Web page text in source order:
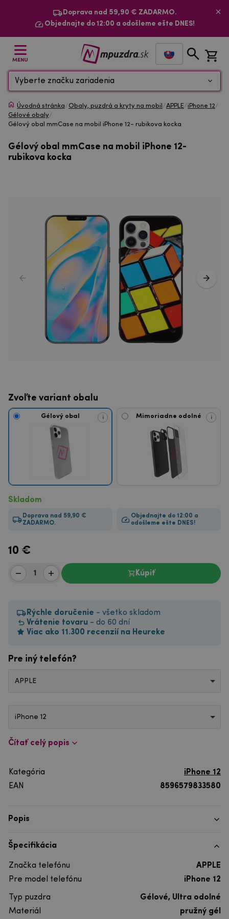
Doprava nad 59,90 € ZADARMO.
Objednajte do 12:00 a odošleme ešte DNES!
MENU
Vyberte značku zariadenia
Úvodná stránka/Obaly, puzdrá a kryty na mobil /APPLE/iPhone 12/
Gélové obaly/
Gélový obal mmCase na mobil iPhone 12- rubikova kocka
Gélový obal mmCase na mobil iPhone 12-
rubikova kocka
Zvoľte variant obalu
Gélový obal i Mimoriadne odolné i
Skladom
Doprava nad 59,90 €
ZADARMO.
Objednajte do 12:00 a
odošleme ešte DNES!
10 €
Kúpiť
Rýchle doručenie - všetko skladom
Vrátenie tovaru - do 60 dní
Viac ako 11.300 recenzií na Heureke
Pre iný telefón?
APPLE
iPhone 12
Čítať celý popis
Kategória
iPhone 12
EAN
8596579833580
Popis
Špecifikácia
Značka telefónu
APPLE
Pre model telefónu
iPhone 12
Typ puzdra
Gélové, Ultra odolné
Materiál
pružný gél